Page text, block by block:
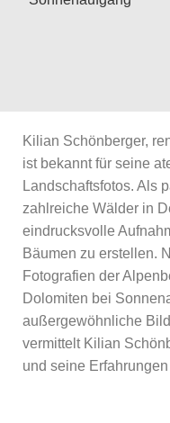
Kilian Schönberger,
ist bekannt für seine
Landschaftsfotos. Als
zahlreiche Wälder in
eindrucksvolle
Bäumen zu erstellen.
Fotografien der
Dolomiten bei
außergewöhnliche
vermittelt Kilian
und seine